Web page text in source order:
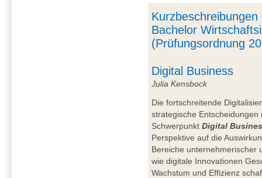
Bachelor
(Prüfungsordnung
Digital Business
Julia Kensbock
Die fortschreitende
strategische
SchwerpunktDigital
Perspektive auf die
Bereiche unternehmerischer
wie digitale Innovationen
Wachstum und Effizienz